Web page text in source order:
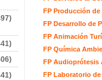
FP Producción
FP Desarrollo de
FP Animación
FP Química
FP Audioprótesis
FP Laboratorio